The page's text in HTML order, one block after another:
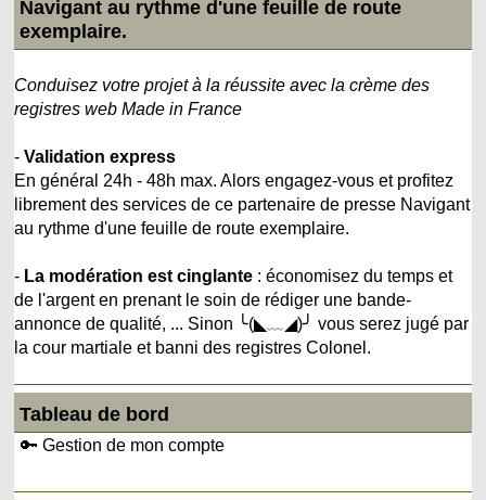
Navigant au rythme d'une feuille de route
exemplaire.
Conduisez votre projet à la réussite avec la crème des
registres web Made in France
-Validation express
En général 24h - 48h max. Alors engagez-vous et profitez
librement des services de ce partenaire de presse Navigant
au rythme d'une feuille de route exemplaire.
- La modération est cinglante : économisez du temps et
de l'argent en prenant le soin de rédiger une bande-
annonce de qualité, ... Sinon ╰(◣﹏◢)╯ vous serez jugé par
la cour martiale et banni des registres Colonel.
Tableau de bord
🔑 Gestion de mon compte